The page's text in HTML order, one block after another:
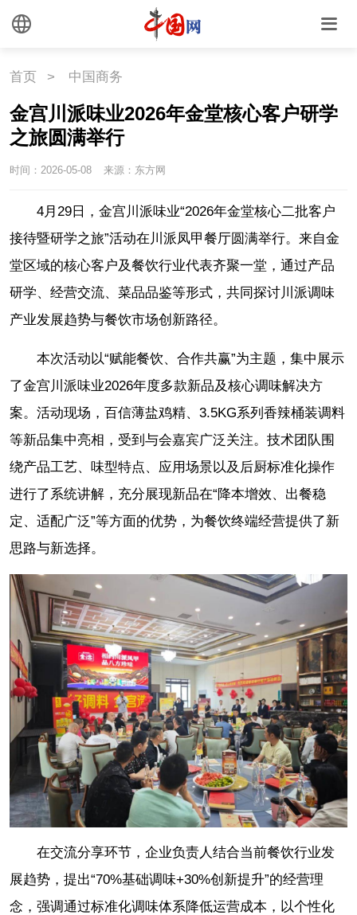
首页 > 中国商务
金宫川派味业2026年金堂核心客户研学
之旅圆满举行
时间：2026-05-08 来源：东方网
4月29日，金宫川派味业“2026年金堂核心二批客户
接待暨研学之旅”活动在川派凤甲餐厅圆满举行。来自金
堂区域的核心客户及餐饮行业代表齐聚一堂，通过产品
研学、经营交流、菜品品鉴等形式，共同探讨川派调味
产业发展趋势与餐饮市场创新路径。
本次活动以“赋能餐饮、合作共赢”为主题，集中展示
了金宫川派味业2026年度多款新品及核心调味解决方
案。活动现场，百信薄盐鸡精、3.5KG系列香辣桶装调料
等新品集中亮相，受到与会嘉宾广泛关注。技术团队围
绕产品工艺、味型特点、应用场景以及后厨标准化操作
进行了系统讲解，充分展现新品在“降本增效、出餐稳
定、适配广泛”等方面的优势，为餐饮终端经营提供了新
思路与新选择。
在交流分享环节，企业负责人结合当前餐饮行业发
展趋势，提出“70%基础调味+30%创新提升”的经营理
念，强调通过标准化调味体系降低运营成本，以个性化